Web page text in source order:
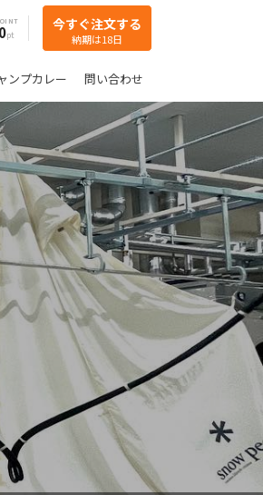
0 今すぐ注文する
納期は18日
ンプカレー 問い合わせ